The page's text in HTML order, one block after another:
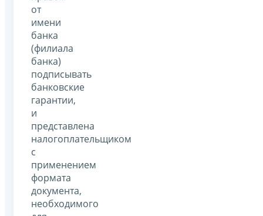
от
имени
банка
(филиала
банка)
подписывать
банковские
гарантии,
и
представлена
налогоплательщиком
с
применением
формата
документа,
необходимого